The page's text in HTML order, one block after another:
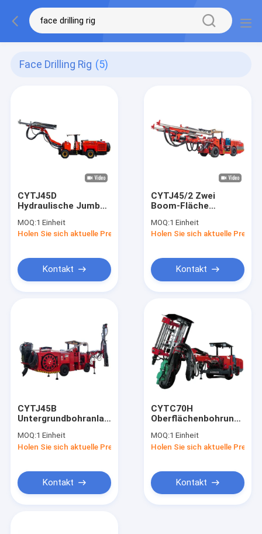
Face Drilling Rig (5)
CYTJ45D
Hydraulische Jumbo
für den Bau von
Tunneln
MOQ:1 Einheit
Holen Sie sich aktuelle Preis
Kontakt
CYTJ45/2 Zwei
Boom-Fläche
Hydraulische Jumbo
Bohrgerät
MOQ:1 Einheit
Holen Sie sich aktuelle Preis
Kontakt
CYTJ45B
Untergrundbohranlage
Oberflächenbohrung
Jumbo 1050Nm
MOQ:1 Einheit
Holen Sie sich aktuelle Preis
Kontakt
CYTC70H
Oberflächenbohrung
mit mittlerer Tiefe
(hydraulisch)
MOQ:1 Einheit
Holen Sie sich aktuelle Preis
Kontakt